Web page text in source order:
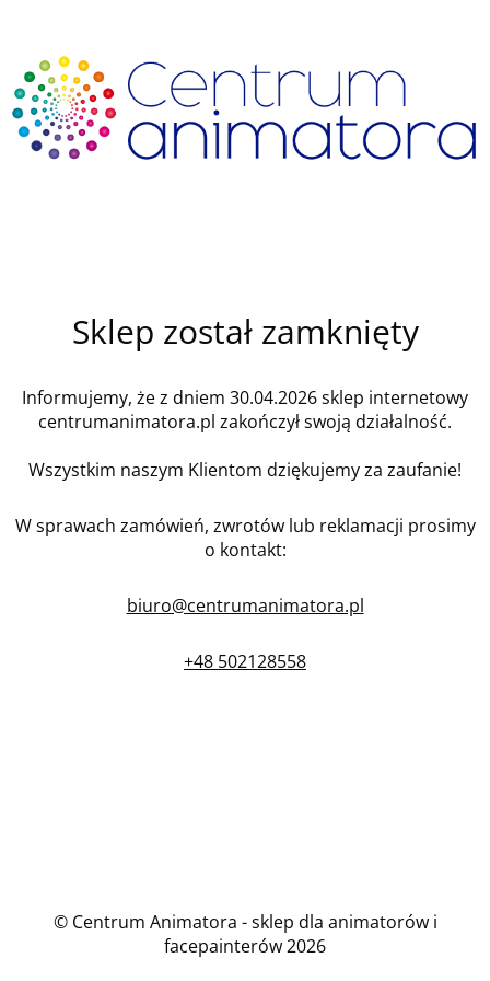
Sklep został zamknięty
Informujemy, że z dniem 30.04.2026 sklep internetowy
centrumanimatora.pl zakończył swoją działalność.
Wszystkim naszym Klientom dziękujemy za zaufanie!
W sprawach zamówień, zwrotów lub reklamacji prosimy
o kontakt:
biuro@centrumanimatora.pl
+48 502128558
© Centrum Animatora - sklep dla animatorów i
facepainterów 2026